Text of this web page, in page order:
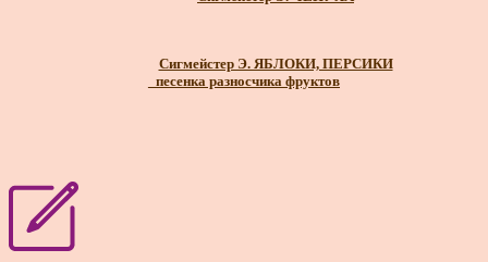
Сигмейстер Э. ЯБЛОКИ, ПЕРСИКИ
_песенка разносчика фруктов